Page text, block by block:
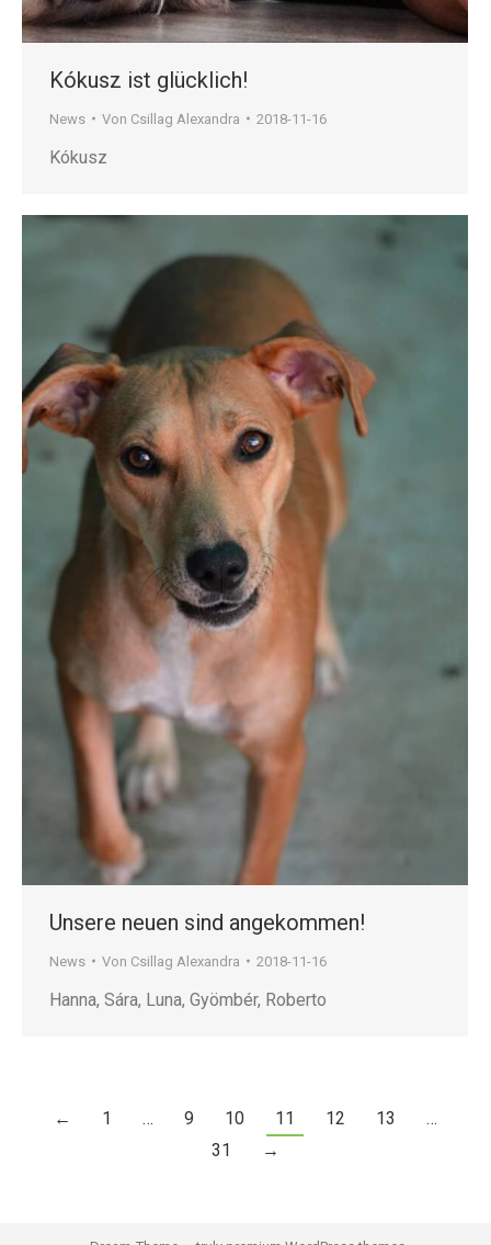
Kókusz ist glücklich!
News Von Csillag Alexandra 2018-11-16
Kókusz
Unsere neuen sind angekommen!
News Von Csillag Alexandra 2018-11-16
Hanna, Sára, Luna, Gyömbér, Roberto
← 1 … 9 10 11 12 13
…
31
→